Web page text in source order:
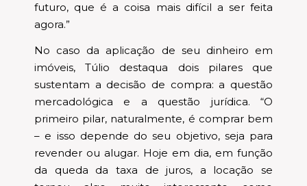
futuro, que é a coisa mais difícil a ser feita
agora.”
No caso da aplicação de seu dinheiro em
imóveis, Túlio destaqua dois pilares que
sustentam a decisão de compra: a questão
mercadológica e a questão jurídica. “O
primeiro pilar, naturalmente, é comprar bem
– e isso depende do seu objetivo, seja para
revender ou alugar. Hoje em dia, em função
da queda da taxa de juros, a locação se